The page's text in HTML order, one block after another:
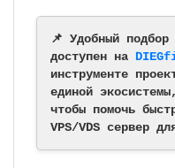
📌 Удобный подбор
доступен на
инструменте
единой
чтобы помочь
VPS/VDS сервер